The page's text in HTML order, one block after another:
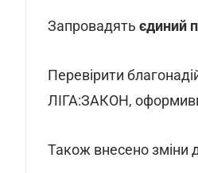
Запровадять єдиний
Перевірити
ЛІГА:ЗАКОН,
Також внесено зміни